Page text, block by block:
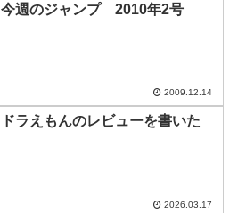
今週のジャンプ 2010年2号
2009.12.14
ドラえもんのレビューを書いた
2026.03.17